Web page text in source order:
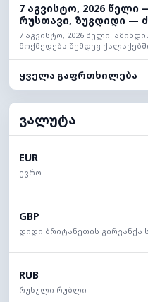
7 აგვისტო, 2026 წელი
რუსთავი, ზუგდიდი —
7 აგვისტო, 2026 წელი.
მოქმედებს შემდეგ
ყველა გაფრთხილება
ვალუტა
EUR
ევრო
GBP
დიდი ბრიტანეთის გირვანქა
RUB
რუსული რუბლი